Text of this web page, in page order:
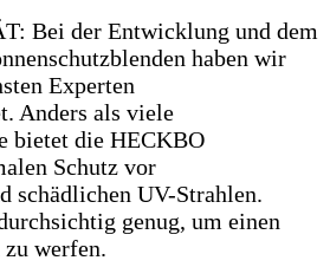
Bei der Entwicklung und dem
haben wir
Experten
Anders als viele
bietet die HECKBO
Schutz vor
schädlichen UV-Strahlen.
genug, um einen
werfen.